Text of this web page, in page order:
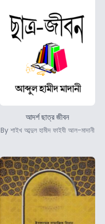
আদর্শ ছাত্র জীবন
By শাইখ আব্দুল হামীদ ফাইযী আল-মাদানী